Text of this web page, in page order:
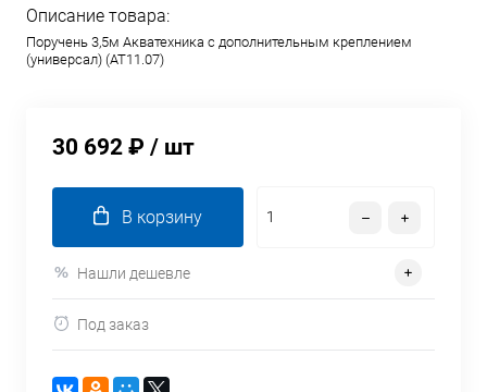
Описание товара:
Поручень 3,5м Акватехника с дополнительным креплением
(универсал) (AT11.07)
30 692 ₽ / шт
В корзину
Нашли дешевле
Под заказ